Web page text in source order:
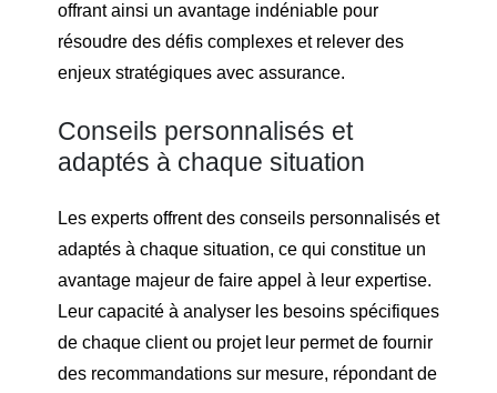
offrant ainsi un avantage indéniable pour
résoudre des défis complexes et relever des
enjeux stratégiques avec assurance.
Conseils personnalisés et
adaptés à chaque situation
Les experts offrent des conseils personnalisés et
adaptés à chaque situation, ce qui constitue un
avantage majeur de faire appel à leur expertise.
Leur capacité à analyser les besoins spécifiques
de chaque client ou projet leur permet de fournir
des recommandations sur mesure, répondant de